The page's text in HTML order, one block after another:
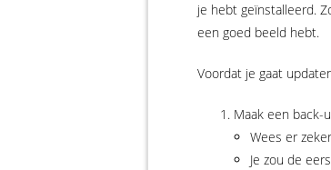
je hebt geïnstalleerd.
een goed beeld hebt.
Voordat je gaat
Maak een back-
Wees er
Je zou de